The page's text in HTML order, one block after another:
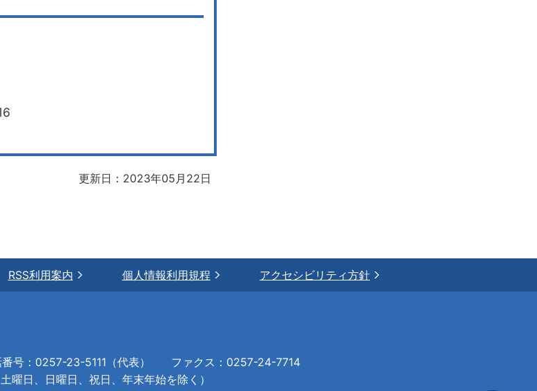
更新日：2023年05月22日
RSS利用案内 個人情報利用規程 アクセシビリティ方針
号：0257-23-5111（代表）
ファクス：0257-24-7714
曜日、日曜日、祝日、年末年始を除く）